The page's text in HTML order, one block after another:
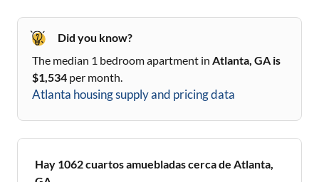
Did you know?
The median 1 bedroom apartment in Atlanta, GA is
$1,534 per month.
Atlanta housing supply and pricing data
Hay 1062cuartos amuebladas cerca de Atlanta,